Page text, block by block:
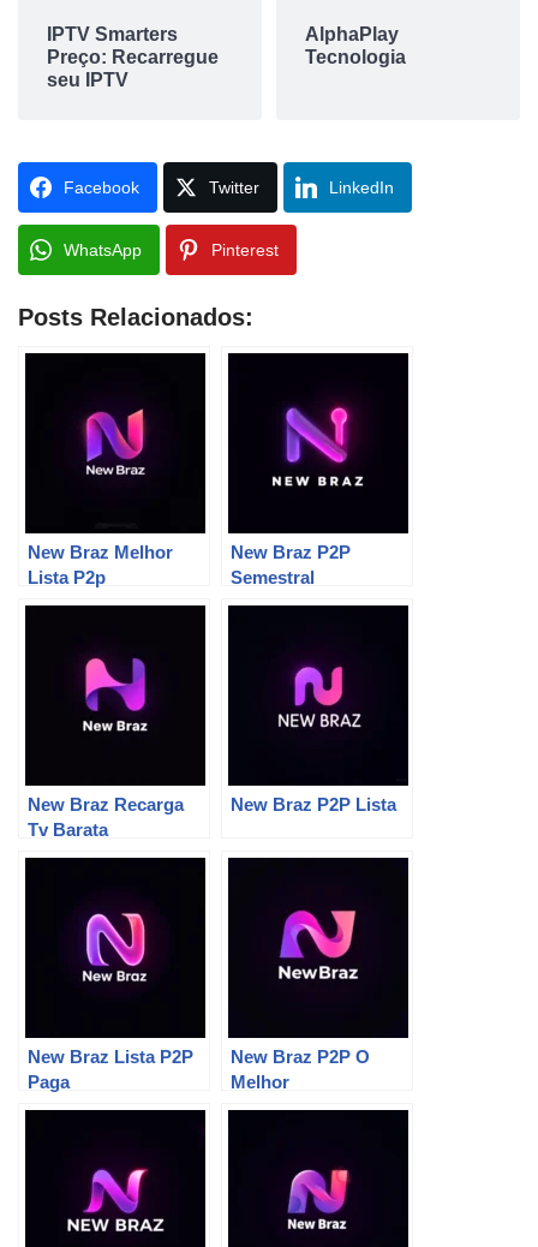
IPTV Smarters
Preço: Recarregue
seu IPTV
AlphaPlay
Tecnologia
Facebook Twitter LinkedIn
WhatsApp Pinterest
Posts Relacionados:
New Braz Melhor
Lista P2p
New Braz P2P
Semestral
New Braz Recarga
Tv Barata
New Braz P2P Lista
New Braz Lista P2P
Paga
New Braz P2P O
Melhor